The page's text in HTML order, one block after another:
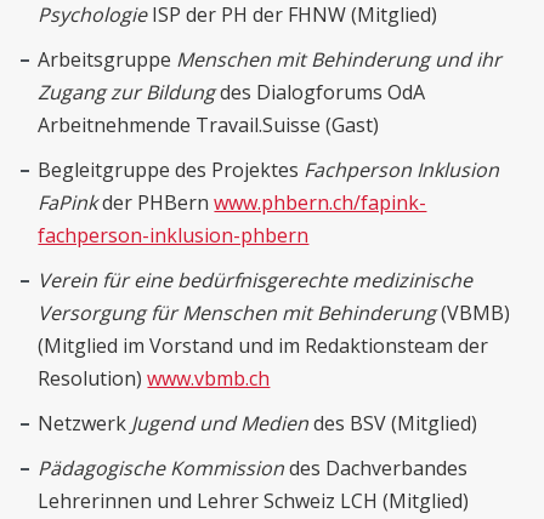
PsychologieISP der PH der FHNW (Mitglied)
Arbeitsgruppe Menschen mit Behinderung und ihr
Zugang zur Bildungdes Dialogforums OdA
Arbeitnehmende Travail.Suisse (Gast)
Begleitgruppe des Projektes Fachperson Inklusion
FaPinkder PHBernwww.phbern.ch/fapink-
fachperson-inklusion-phbern
Verein für eine bedürfnisgerechte medizinische
Versorgung für Menschen mit Behinderung(VBMB)
(Mitglied im Vorstand und im Redaktionsteam der
Resolution)www.vbmb.ch
Netzwerk Jugend und Mediendes BSV (Mitglied)
Pädagogische Kommissiondes Dachverbandes
Lehrerinnen und Lehrer Schweiz LCH (Mitglied)